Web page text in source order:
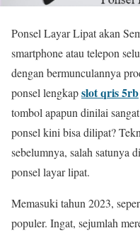
Ponsel Layar Lipat akan
smartphone atau telepon
dengan bermunculannya
ponsel lengkapslot qris 5rb
tombol apapun dinilai
ponsel kini bisa dilipat?
sebelumnya, salah satunya
ponsel layar lipat.
Memasuki tahun 2023,
populer. Ingat, sejumlah